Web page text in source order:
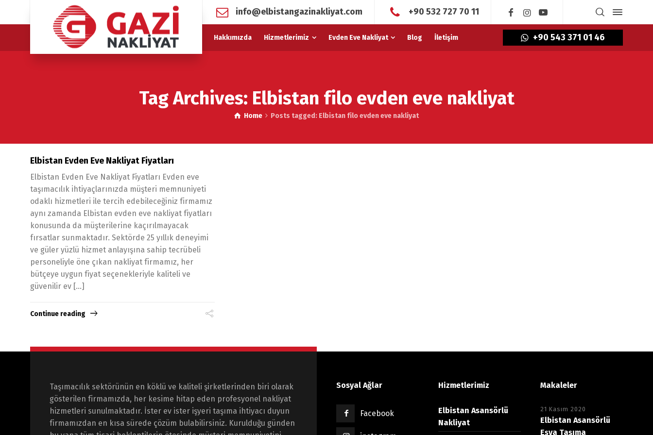
info@elbistangazinakliyat.com +90 532 727 70 11
Hakkımızda Hizmetlerimiz Evden Eve Nakliyat Blog İletişim +90 543 371 01 46
Tag Archives: Elbistan filo evden eve nakliyat
Home Posts tagged: Elbistan filo evden eve nakliyat
Elbistan Evden Eve Nakliyat Fiyatları
Elbistan Evden Eve Nakliyat Fiyatları Evden eve
taşımacılık ihtiyaçlarınızda müşteri memnuniyeti
odaklı hizmetleri ile tercih edebileceğiniz firmamız
aynı zamanda Elbistan evden eve nakliyat fiyatları
konusunda da müşterilerine kaçırılmayacak
fırsatlar sunmaktadır. Sektörde 25 yıllık deneyimi
ve güler yüzlü hizmet anlayışına sahip tecrübeli
personeliyle öne çıkan nakliyat firmamız, her
bütçeye uygun fiyat seçenekleriyle kaliteli ve
güvenilir ev […]
Continue reading
Taşımacılık sektörünün en köklü ve kaliteli şirketlerinden biri olarak
gösterilen firmamızda, her kesime hitap eden profesyonel nakliyat
hizmetleri sunulmaktadır. İster ev ister işyeri taşıma ihtiyacı duyun
firmamızdan en kısa sürede çözüm bulabilirsiniz. Kurulduğu günden
Sosyal Ağlar
Facebook
Hizmetlerimiz
Elbistan Asansörlü
Nakliyat
Makaleler
21 Kasım 2020
Elbistan Asansörlü
Eşya Taşıma